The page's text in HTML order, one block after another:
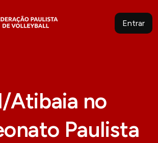
Entrar
Atibaia no
Paulista